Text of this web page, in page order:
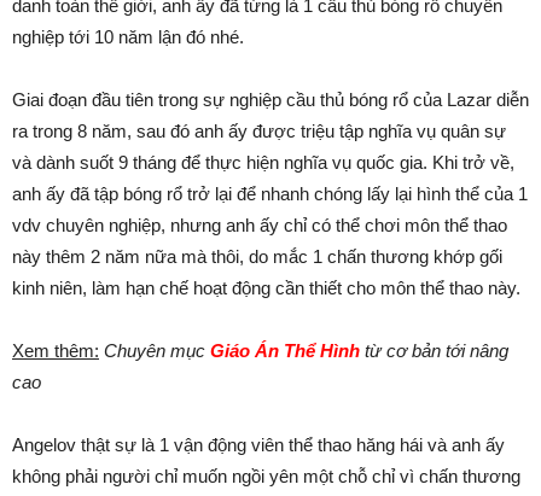
danh toàn thế giới, anh ấy đã từng là 1 cầu thủ bóng rổ chuyên
nghiệp tới 10 năm lận đó nhé.
Giai đoạn đầu tiên trong sự nghiệp cầu thủ bóng rổ của Lazar diễn
ra trong 8 năm, sau đó anh ấy được triệu tập nghĩa vụ quân sự
và dành suốt 9 tháng để thực hiện nghĩa vụ quốc gia. Khi trở về,
anh ấy đã tập bóng rổ trở lại để nhanh chóng lấy lại hình thể của 1
vdv chuyên nghiệp, nhưng anh ấy chỉ có thể chơi môn thể thao
này thêm 2 năm nữa mà thôi, do mắc 1 chấn thương khớp gối
kinh niên, làm hạn chế hoạt động cần thiết cho môn thể thao này.
Xem thêm: Chuyên mục Giáo Án Thể Hình từ cơ bản tới nâng
cao
Angelov thật sự là 1 vận động viên thể thao hăng hái và anh ấy
không phải người chỉ muốn ngồi yên một chỗ chỉ vì chấn thương